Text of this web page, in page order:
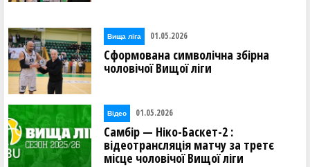
Вища лiга 01.05.2026
Сформована символічна збірна
чоловічої Вищої ліги
Відео 01.05.2026
Самбір — Ніко-Баскет-2 :
відеотрансляція матчу за третє
місце чоловічої Вищої ліги